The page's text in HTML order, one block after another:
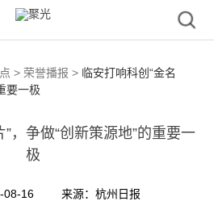
> 荣誉播报 > 临安打响科创“金名
要一极
，争做“创新策源地”的重要一
极
08-16
来源：杭州日报